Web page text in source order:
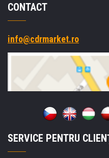
CONTACT
info@cdrmarket.ro
SERVICE PENTRU